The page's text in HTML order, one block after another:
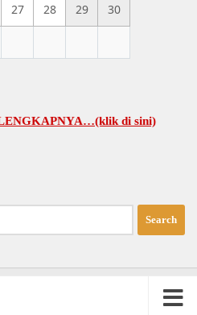
27 28 29 30
di sini)